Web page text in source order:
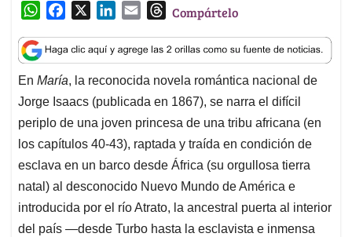
W
a
t
s
A
p
p
c
e
b
o
o
k
n
k
e
d
I
n
a
i
l
T
r
e
a
d
s
Compártelo
En María, la reconocida novela romántica nacional de
Jorge Isaacs (publicada en 1867), se narra el difícil
periplo de una joven princesa de una tribu africana (en
los capítulos 40-43), raptada y traída en condición de
esclava en un barco desde África (su orgullosa tierra
natal) al desconocido Nuevo Mundo de América e
introducida por el río Atrato, la ancestral puerta al interior
del país —desde Turbo hasta la esclavista e inmensa